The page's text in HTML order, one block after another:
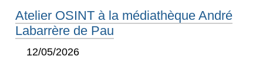
Atelier OSINT à la médiathèque André
Labarrère de Pau
12/05/2026